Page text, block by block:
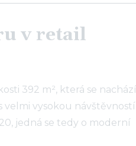
v retail
392 m², která se nachází
velmi vysokou návštěvností
jedná se tedy o moderní